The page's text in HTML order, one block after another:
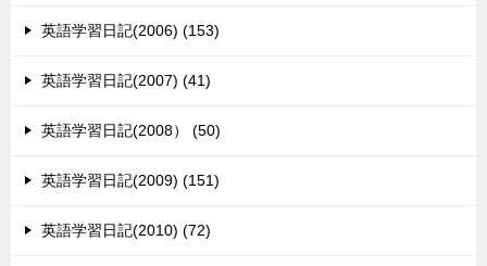
英語学習日記(2006) (153)
英語学習日記(2007) (41)
英語学習日記(2008） (50)
英語学習日記(2009) (151)
英語学習日記(2010) (72)